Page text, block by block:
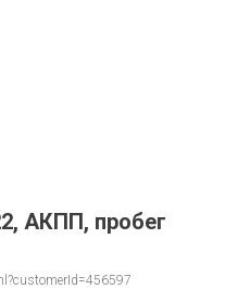
АКПП, пробег